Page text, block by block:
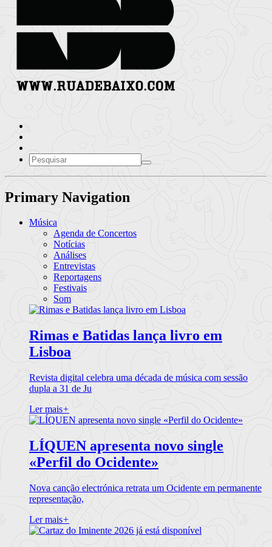
Primary Navigation
Música
Agenda de Concertos
Notícias
Análises
Entrevistas
Reportagens
Festivais
Som
Rimas e Batidas lança livro em
Lisboa
Revista digital celebra uma década de música com sessão
dupla a 31 de Ju
Ler mais+
LÍQUEN apresenta novo single
«Perfil do Ocidente»
Nova canção electrónica retrata um Ocidente em permanente
representação,
Ler mais+